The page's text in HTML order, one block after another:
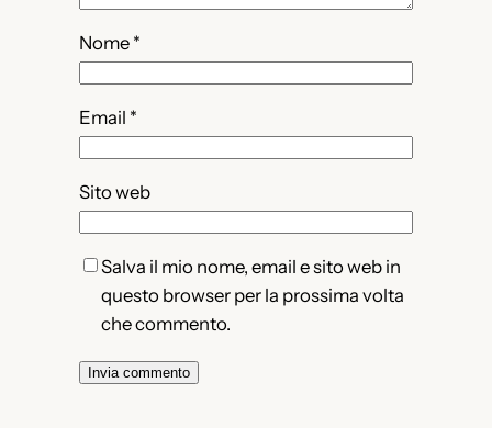
Nome *
Email *
Sito web
Salva il mio nome, email e sito web in
questo browser per la prossima volta
che commento.